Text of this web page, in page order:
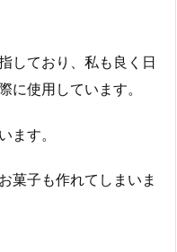
しており、私も良く日
に使用しています。
ます。
菓子も作れてしまいま